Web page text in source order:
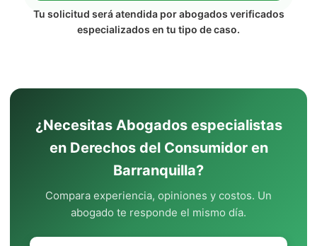
Tu solicitud será atendida por abogados verificados
especializados en tu tipo de caso.
¿Necesitas Abogados especialistas
en Derechos del Consumidor en
Barranquilla?
Compara experiencia, opiniones y costos. Un
abogado te responde el mismo día.